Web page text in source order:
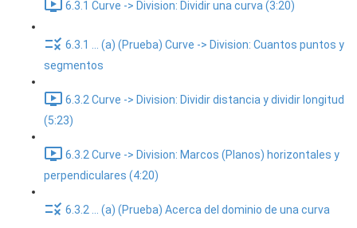
6.3.1 Curve -> Division: Dividir una curva (3:20)
6.3.1 ... (a) (Prueba) Curve -> Division: Cuantos puntos y
segmentos
6.3.2 Curve -> Division: Dividir distancia y dividir longitud
(5:23)
6.3.2 Curve -> Division: Marcos (Planos) horizontales y
perpendiculares (4:20)
6.3.2 ... (a) (Prueba) Acerca del dominio de una curva